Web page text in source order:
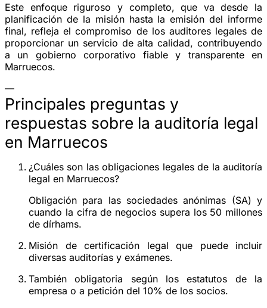
Este enfoque riguroso y completo, que va desde la
planificación de la misión hasta la emisión del informe
final, refleja el compromiso de los auditores legales de
proporcionar un servicio de alta calidad, contribuyendo
a un gobierno corporativo fiable y transparente en
Marruecos.
—
Principales preguntas y
respuestas sobre la auditoría legal
en Marruecos
¿Cuáles son las obligaciones legales de la auditoría
legal en Marruecos?
Obligación para las sociedades anónimas (SA) y
cuando la cifra de negocios supera los 50 millones
de dírhams.
Misión de certificación legal que puede incluir
diversas auditorías y exámenes.
También obligatoria según los estatutos de la
empresa o a petición del 10% de los socios.